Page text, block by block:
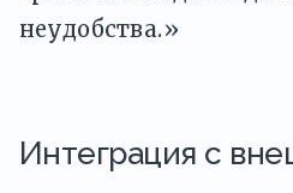
неудобства.»
Интеграция с